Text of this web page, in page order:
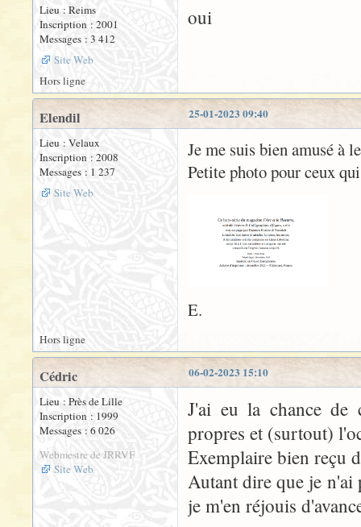
Lieu : Reims
Inscription : 2001
Messages : 3 412
Site Web
oui
Hors ligne
25-01-2023 09:40
Elendil
Lieu : Velaux
Inscription : 2008
Messages : 1 237
Site Web
Je me suis bien amusé à
Petite photo pour ceux
E.
Hors ligne
06-02-2023 15:10
Cédric
Lieu : Près de Lille
Inscription : 1999
Messages : 6 026
Webmestre de JRRVF
Site Web
J'ai eu la chance de
propres et (surtout)
Exemplaire bien reçu
Autant dire que je n'ai
je m'en réjouis